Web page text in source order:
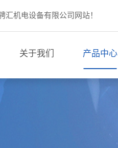
汇机电设备有限公司网站！
关于我们 产品中心